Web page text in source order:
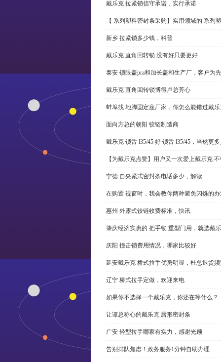
戴乐克 拉紧锁信守承诺，实行承诺
【 系列塑料密封条采购】实用领域的 系列
新乡 拉紧锁多少钱，科普
戴乐克 直角回转锁 没有好只要更好
泰安 锁眼盖pra和加长盖和生产厂，客户为先
戴乐克 直角回转锁博得卢总芳心
蚌埠找 地脚固定座厂家，你怎么能错过戴
面向方总的朝阳 铰链制造商
戴乐克 锁舌 l35/45 好 锁舌 l35/45，当然更
【为戴乐克点赞】用户又一次爱上戴乐克
宁德 自夹紧式密封条电话多少，解读
在购置 视窗时，我会教你两种避免闪烁的
惠州 外露式铰链收费标准，快讯
肇庆经济实惠的 把手锁 重型门用，就选戴
庆阳 撞击锁费用情况，哪家比较好
延安戴乐克 桥式拉手优势明显，杜总退货
辽宁 桥式拉手定做，欢迎来电
如果你不选择一个戴乐克，你还在等什么？
让谭总称心的戴乐克 唇形密封条
广安 轻型拉手哪家有实力，感谢光顾
告别排队焦虑！政务服务1分钟自助办理